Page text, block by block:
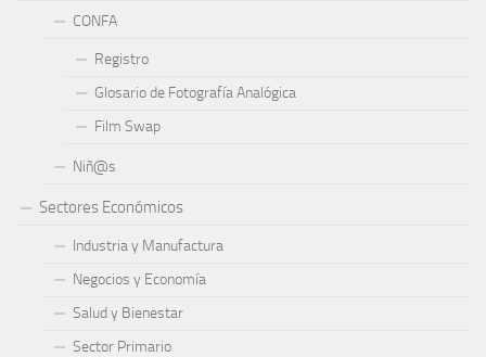
CONFA
Registro
Glosario de Fotografía Analógica
Film Swap
Niñ@s
Sectores Económicos
Industria y Manufactura
Negocios y Economía
Salud y Bienestar
Sector Primario